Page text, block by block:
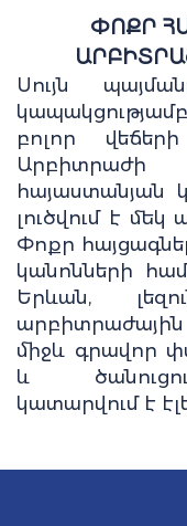
ՓՈՔՐ
Սույն
բոլոր
հայաստանյան
լուծվում է
Փոքր
կանոնների
Երևան,
միջև գրավոր
և
կատարվում է